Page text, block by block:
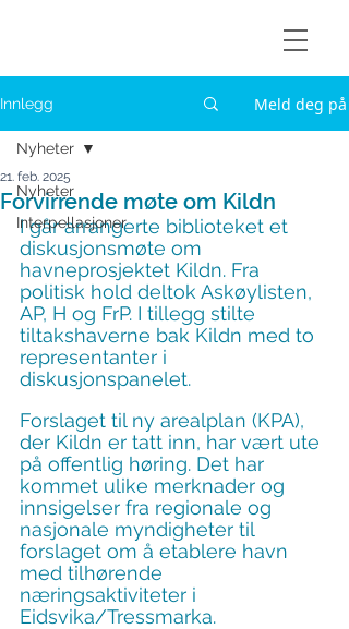
Innlegg Meld deg på
Nyheter
Interpellasjoner
Nyheter
Forvirrende møte om Kildn
21. feb. 2025
I går arrangerte biblioteket et
diskusjonsmøte om
havneprosjektet Kildn. Fra
politisk hold deltok Askøylisten,
AP, H og FrP. I tillegg stilte
tiltakshaverne bak Kildn med to
representanter i
diskusjonspanelet.
Forslaget til ny arealplan (KPA),
der Kildn er tatt inn, har vært ute
på offentlig høring. Det har
kommet ulike merknader og
innsigelser fra regionale og
nasjonale myndigheter til
forslaget om å etablere havn
med tilhørende
næringsaktiviteter i
Eidsvika/Tressmarka.